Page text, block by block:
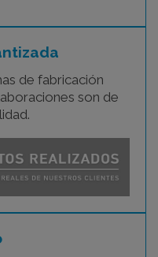
de fabricación
son de